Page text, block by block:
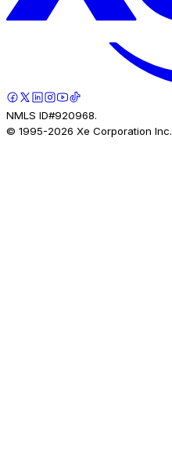
NMLS ID#920968.
© 1995-2026 Xe Corporation Inc.